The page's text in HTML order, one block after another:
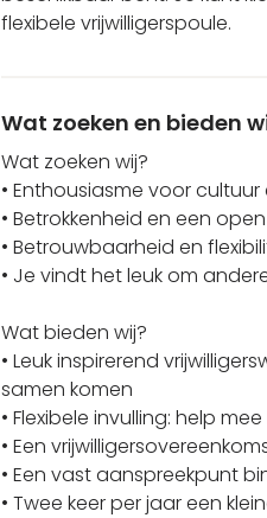
flexibele vrijwilligerspoule.
Wat zoeken en bieden
Wat zoeken wij?
• Enthousiasme voor
• Betrokkenheid en een
• Betrouwbaarheid en
• Je vindt het leuk om
Wat bieden wij?
• Leuk inspirerend
samen komen
• Flexibele invulling: help
• Een
• Een vast aanspreekpunt
• Twee keer per jaar een